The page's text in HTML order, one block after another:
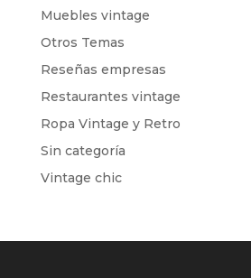
Muebles vintage
Otros Temas
Reseñas empresas
Restaurantes vintage
Ropa Vintage y Retro
Sin categoría
Vintage chic